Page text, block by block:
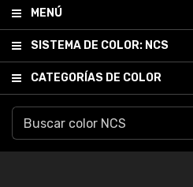
MENÚ
SISTEMA DE COLOR: NCS
CATEGORÍAS DE COLOR